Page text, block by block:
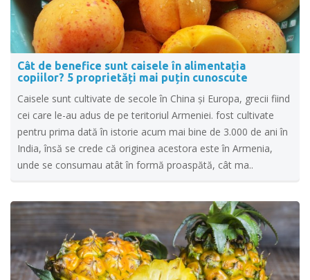
Cât de benefice sunt caisele în alimentația
copiilor? 5 proprietăți mai puțin cunoscute
Caisele sunt cultivate de secole în China şi Europa, grecii fiind
cei care le-au adus de pe teritoriul Armeniei. fost cultivate
pentru prima dată în istorie acum mai bine de 3.000 de ani în
India, însă se crede că originea acestora este în Armenia,
unde se consumau atât în formă proaspătă, cât ma..